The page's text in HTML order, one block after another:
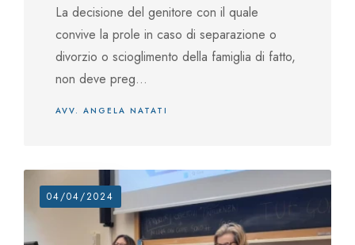
La decisione del genitore con il quale
convive la prole in caso di separazione o
divorzio o scioglimento della famiglia di fatto,
non deve preg...
AVV. ANGELA NATATI
04/04/2024